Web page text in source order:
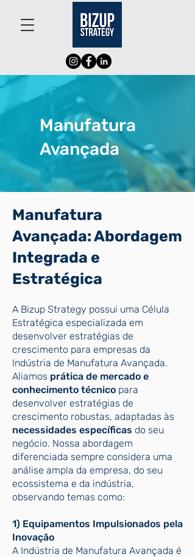
Manufatura
Avançada
Manufatura
Avançada: Abordagem
Integrada e
Estratégica
A Bizup Strategy possui uma Célula
Estratégica especializada em
desenvolver estratégias de
crescimento para empresas da
Indústria de Manufatura Avançada.
Aliamos prática de mercado e
conhecimento técnico para
desenvolver estratégias de
crescimento robustas, adaptadas às
necessidades específicas do seu
negócio. Nossa abordagem
diferenciada sempre considera uma
análise ampla da empresa, do seu
ecossistema e da indústria,
observando temas como:
1) Equipamentos Impulsionados pela
Inovação
A Indústria de Manufatura Avançada é